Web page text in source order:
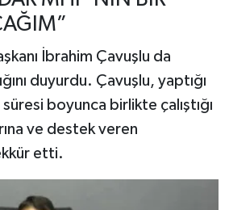
İbrahim Çavuşlu da
duyurdu. Çavuşlu, yaptığı
boyunca birlikte çalıştığı
ve destek veren
etti.